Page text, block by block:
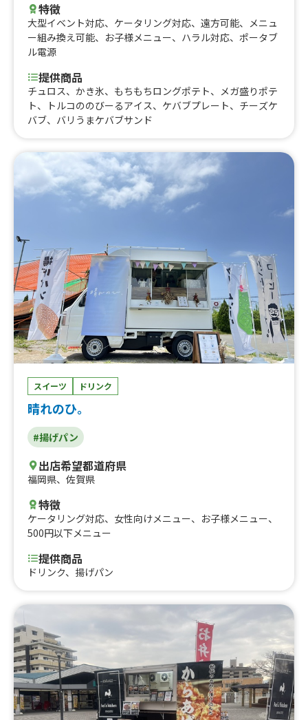
特徴
大型イベント対応、 ケータリング対応、 遠方可能、 メニュ
ー組み換え可能、 お子様メニュー、 ハラル対応、 ポータブ
ル電源
提供商品
チュロス、かき氷、もちもちロングポテト、メガ盛りポテ
ト、トルコののびーるアイス、ケバブプレート、チーズケ
バブ、バリうまケバブサンド
スイーツ ドリンク
晴れのひ。
#揚げパン
出店希望都道府県
福岡県、 佐賀県
特徴
ケータリング対応、 女性向けメニュー、 お子様メニュー、
500円以下メニュー
提供商品
ドリンク、揚げパン